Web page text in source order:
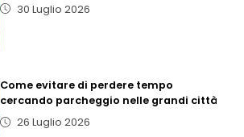
30 Luglio 2026
Come evitare di perdere tempo
cercando parcheggio nelle grandi città
26 Luglio 2026